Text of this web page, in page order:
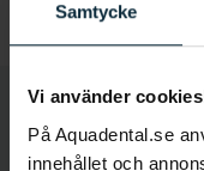
Samtycke
Vi använder
På Aquadental.se
innehållet och